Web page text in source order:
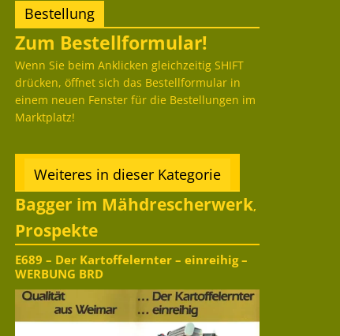
Bestellung
Zum Bestellformular!
Wenn Sie beim Anklicken gleichzeitig SHIFT
drücken, öffnet sich das Bestellformular in
einem neuen Fenster für die Bestellungen im
Marktplatz!
Weiteres in dieser Kategorie
Bagger im Mähdrescherwerk,
Prospekte
E689 – Der Kartoffelernter – einreihig –
WERBUNG BRD